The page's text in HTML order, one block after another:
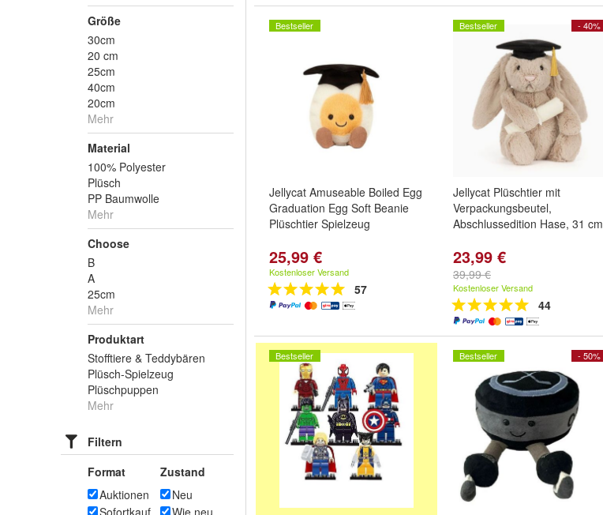
Größe
30cm
20 cm
25cm
40cm
20cm
Mehr
Material
100% Polyester
Plüsch
PP Baumwolle
Mehr
Choose
B
A
25cm
Mehr
Produktart
Stofftiere & Teddybären
Plüsch-Spielzeug
Plüschpuppen
Mehr
Filtern
Format
Auktionen
Sofortkauf
Zustand
Neu
Wie neu
Bestseller
Jellycat Amuseable Boiled Egg
Graduation Egg Soft Beanie
Plüschtier Spielzeug
25,99 €
Kostenloser Versand
57
- 40%
Bestseller
Jellycat Plüschtier mit
Verpackungsbeutel,
Abschlussedition Hase, 31 cm
23,99 €
39,99 €
Kostenloser Versand
44
Bestseller - 50%
Bestseller